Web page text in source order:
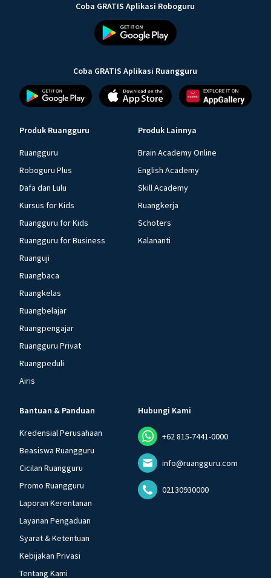
Coba GRATIS Aplikasi Roboguru
Coba GRATIS Aplikasi Ruangguru
Produk Ruangguru
Ruangguru
Roboguru Plus
Dafa dan Lulu
Kursus for Kids
Ruangguru for Kids
Ruangguru for Business
Ruanguji
Ruangbaca
Ruangkelas
Ruangbelajar
Ruangpengajar
Ruangguru Privat
Ruangpeduli
Airis
Produk Lainnya
Brain Academy Online
English Academy
Skill Academy
Ruangkerja
Schoters
Kalananti
Bantuan & Panduan
Kredensial Perusahaan
Beasiswa Ruangguru
Cicilan Ruangguru
Promo Ruangguru
Laporan Kerentanan
Layanan Pengaduan
Syarat & Ketentuan
Kebijakan Privasi
Tentang Kami
Hubungi Kami
+62 815-7441-0000
info@ruangguru.com
02130930000